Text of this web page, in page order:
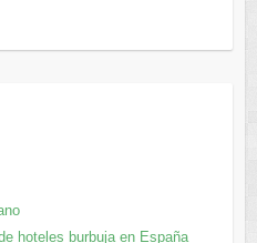
hoteles burbuja en España